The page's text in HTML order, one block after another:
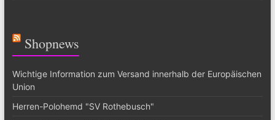
Shopnews
Wichtige Information zum Versand innerhalb der Europäischen
Union
Herren-Polohemd "SV Rothebusch"